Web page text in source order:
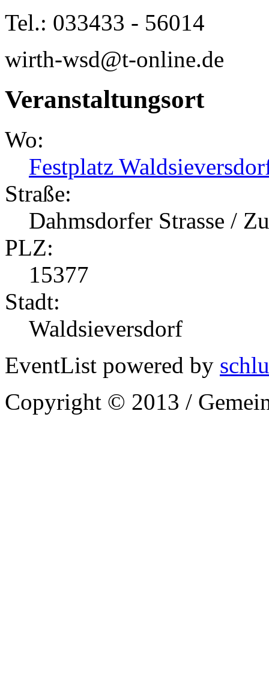
Tel.: 033433 - 56014
wirth-wsd@t-online.de
Veranstaltungsort
Wo:
Festplatz
Straße:
Dahmsdorfer Strasse /
PLZ:
15377
Stadt:
Waldsieversdorf
EventList powered by
Copyright © 2013 /